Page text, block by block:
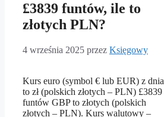
£3839 funtów, ile to
złotych PLN?
4 września 2025 przez Księgowy
Kurs euro (symbol € lub EUR) z dnia
to zł (polskich złotych – PLN) £3839
funtów GBP to złotych (polskich
złotych – PLN). Kurs walutowy –